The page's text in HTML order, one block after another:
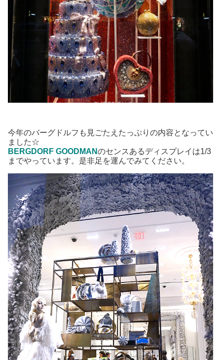
今年のバーグドルフも見ごたえたっぷりの内容となってい
ました☆
BERGDORF GOODMANのセンスあるディスプレイは1/3
までやっています。是非足を運んでみてください。